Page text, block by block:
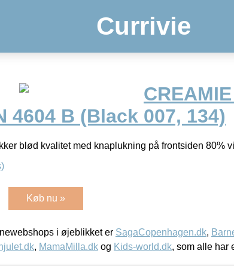
Currivie
4604 B (Black 007, 134)
blød kvalitet med knaplukning på frontsiden 80%
Køb nu »
i øjeblikket er SagaCopenhagen.dk,
, MamaMilla.dk og Kids-world.dk, som alle har